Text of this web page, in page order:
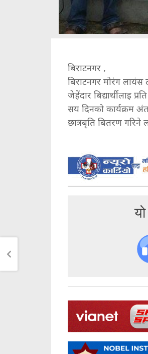
बिराटनगर ,
बिराटनगर मोरंग
जेहेंदार बिद्यार्थीलाइ
सय दिनको कार्यक्रम
छात्रबृति बितरण गरिने